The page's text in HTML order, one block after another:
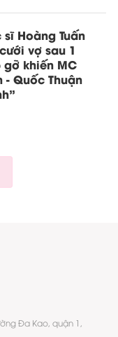
Hoàng Tuấn
vợ sau 1
khiến MC
- Quốc Thuận
Đa Kao, quận 1,